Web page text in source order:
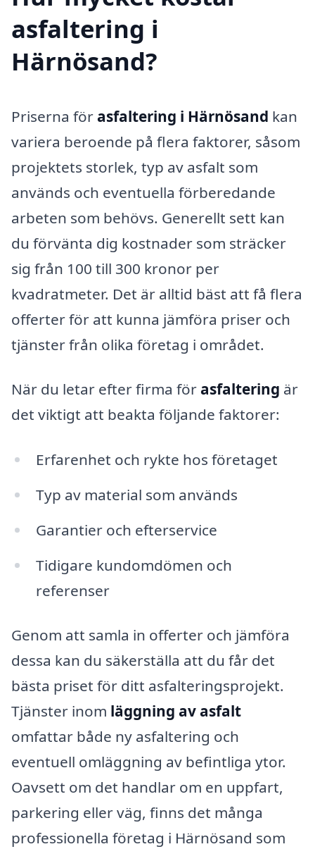
asfaltering i
Härnösand?
Priserna för asfaltering i Härnösand kan
variera beroende på flera faktorer, såsom
projektets storlek, typ av asfalt som
används och eventuella förberedande
arbeten som behövs. Generellt sett kan
du förvänta dig kostnader som sträcker
sig från 100 till 300 kronor per
kvadratmeter. Det är alltid bäst att få flera
offerter för att kunna jämföra priser och
tjänster från olika företag i området.
När du letar efter firma för asfaltering är
det viktigt att beakta följande faktorer:
Erfarenhet och rykte hos företaget
Typ av material som används
Garantier och efterservice
Tidigare kundomdömen och
referenser
Genom att samla in offerter och jämföra
dessa kan du säkerställa att du får det
bästa priset för ditt asfalteringsprojekt.
Tjänster inom läggning av asfalt
omfattar både ny asfaltering och
eventuell omläggning av befintliga ytor.
Oavsett om det handlar om en uppfart,
parkering eller väg, finns det många
professionella företag i Härnösand som